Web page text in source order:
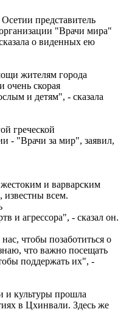
представитель
"Врачи мира"
о виденных ею
жителям города
скорая
и детям", - сказала
греческой
- "Врачи за мир", заявил,
и варварским
известны всем.
и агрессора", - сказал он.
чтобы позаботиться о
что важно посещать
поддержать их", -
и культуры прошла
в Цхинвали. Здесь же